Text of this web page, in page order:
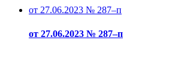
от 27.06.2023 № 287–п
от 27.06.2023 № 287–п